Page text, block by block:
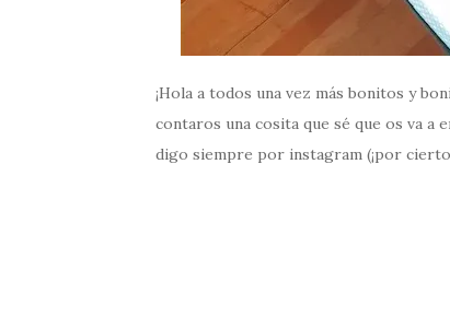
¡Hola a todos una vez más bonitos y
contaros una cosita que sé que os va a
digo siempre por instagram (¡por